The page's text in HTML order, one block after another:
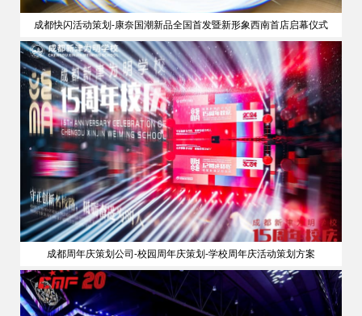
成都快闪活动策划-康奈国潮新品全国首发暨新形象西南首店启幕仪式
成都周年庆策划公司-校园周年庆策划-学校周年庆活动策划方案